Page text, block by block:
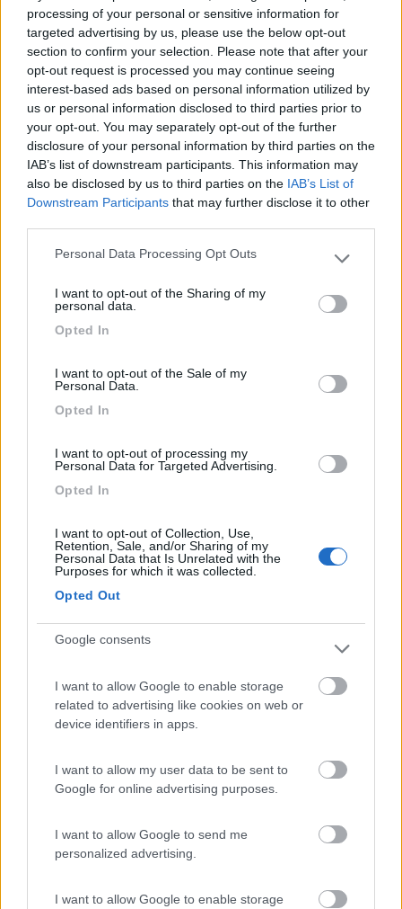
processing of your personal or sensitive information for
targeted advertising by us, please use the below opt-out
section to confirm your selection. Please note that after your
opt-out request is processed you may continue seeing
interest-based ads based on personal information utilized by
us or personal information disclosed to third parties prior to
your opt-out. You may separately opt-out of the further
disclosure of your personal information by third parties on the
IAB’s list of downstream participants. This information may
also be disclosed by us to third parties on the IAB’s List of
Downstream Participants that may further disclose it to other
Please note that this website/app uses one or more Google
not limited to your visit or usage behaviour. You may click to
use your data for below specified purposes in below Google
Personal Data Processing Opt Outs
I want to opt-out of the Sharing of my
personal data.
Opted In
I want to opt-out of the Sale of my
Personal Data.
Opted In
I want to opt-out of processing my
Personal Data for Targeted Advertising.
Opted In
I want to opt-out of Collection, Use,
Retention, Sale, and/or Sharing of my
Personal Data that Is Unrelated with the
Purposes for which it was collected.
Opted Out
Google consents
I want to allow Google to enable storage
related to advertising like cookies on web or
device identifiers in apps.
I want to allow my user data to be sent to
Google for online advertising purposes.
I want to allow Google to send me
personalized advertising.
I want to allow Google to enable storage
casellni 01/08/2021 0:50
Visitata il 30.06 2021. Area completamente
assolata e non adatta a mezzi superiori ai 7 metri
sia per la lunghezza degli stalli che per l'accesso
in forte pendenza e con doppia curva a "S".
Accessibilità Caratteristiche
BarbaGae 23/08/2020 21:19
Area di sosta attrezzata, carico scarico ed
ospitale. Merita una visita al castello ed una
panoramici sul lago di Occhito e sulle colline dei
dintorni. Un plauso al comune per l'ospitalità ai
questo piccolo borgo sconosciuto ma da
rivalutare.
Prezzo
Servizi
marcolecce
Ottima area di sosta laddove non te lo aspetti!
piccola ma ben fatta e ben tenuta. Il vicino paese
ama i camperisti!
Area di ottimo livello con anche la corrente